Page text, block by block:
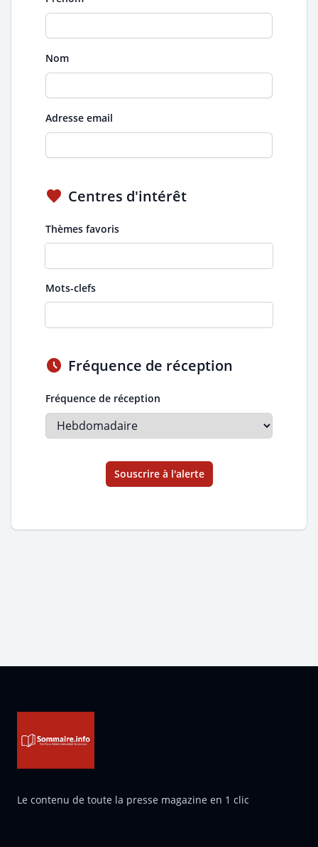
Nom
Adresse email
favorite Centres d'intérêt
Thèmes favoris
Mots-clefs
schedule Fréquence de réception
Fréquence de réception
Souscrire à l'alerte
Le contenu de toute la presse magazine en 1 clic